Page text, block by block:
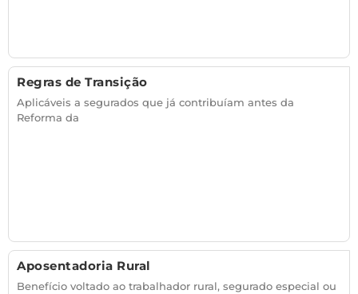
Regras de Transição
Aplicáveis a segurados que já contribuíam antes da
Reforma da
Aposentadoria Rural
Benefício voltado ao trabalhador rural, segurado especial ou